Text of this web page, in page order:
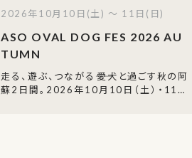
ASO OVAL DOG FES 2026 AU
TUMN
走る、遊ぶ、つながる――愛犬と過ごす秋の阿
蘇2日間。2026年10月10日（土）・11日
2026年10月10日(土) ～ 11日(日)